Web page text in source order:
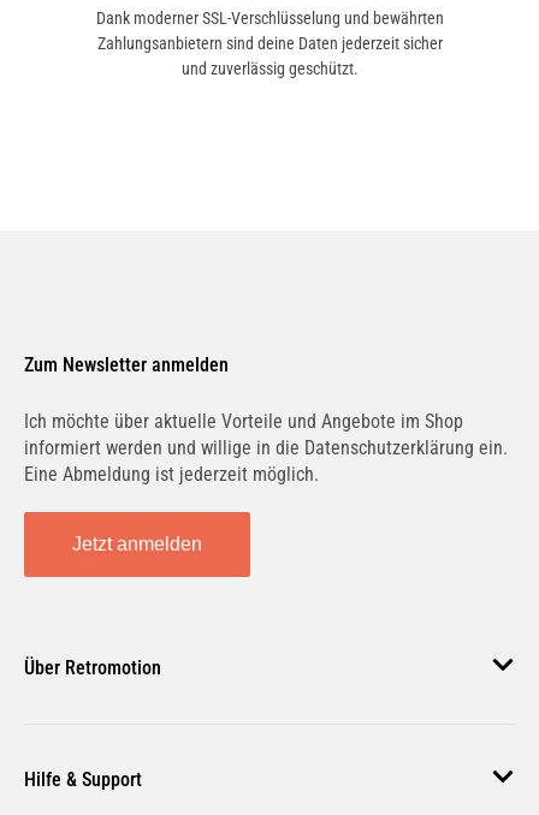
Dank moderner SSL-Verschlüsselung und bewährten
Zahlungsanbietern sind deine Daten jederzeit sicher
und zuverlässig geschützt.
Zum Newsletter anmelden
Ich möchte über aktuelle Vorteile und Angebote im Shop
informiert werden und willige in die Datenschutzerklärung ein.
Eine Abmeldung ist jederzeit möglich.
Jetzt anmelden
Über Retromotion
Unsere Jobs
Hilfe & Support